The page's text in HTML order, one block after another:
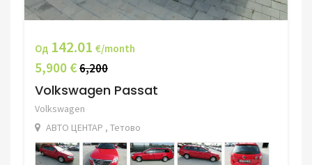
Од 142.01 €/month
5,900 €6,200
Volkswagen Passat
Volkswagen
АВТО ЦЕНТАР , Тетово